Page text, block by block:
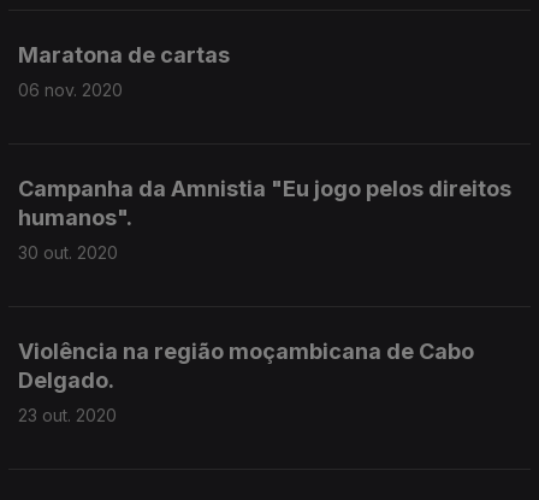
Maratona de cartas
06 nov. 2020
Campanha da Amnistia "Eu jogo pelos direitos
humanos".
30 out. 2020
Violência na região moçambicana de Cabo
Delgado.
23 out. 2020